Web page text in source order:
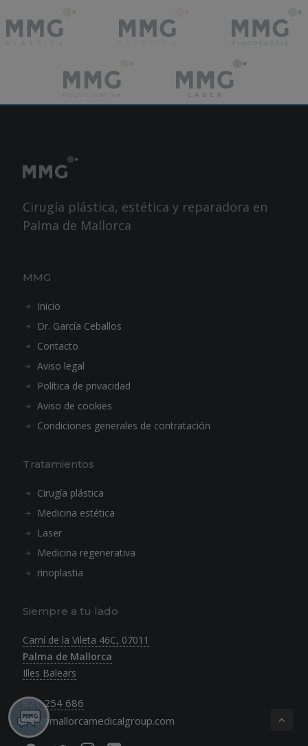
Cirugía plástica, estética y reparadora en
Palma de Mallorca
MMG
Inicio
Dr. García Ceballos
Contacto
Aviso legal
Política de privacidad
Aviso de cookies
Condiciones generales de contratación
Tratamientos
Cirugía plástica
Medicina estética
Laser
Medicina regenerativa
rinoplastia
Siempre a tu lado
Camí de la Vileta 46C, 07011
Palma de Mallorca
Illes Balears
971 254 686
info@mallorcamedicalgroup.com